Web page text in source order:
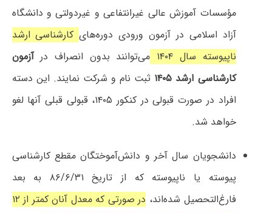
مؤسسات آموزش عالی غیرانتفاعی و غیردولتی و دانشگاه
آزاد اسلامی در آزمون ورودی دوره‌هایکارشناسی ارشد
ناپیوسته سال ۱۴۰۴
می‌توانند بدون انصراف درآزمون
کارشناسی ارشد ۱۴۰۵
ثبت نام و شرکت نمایند. این دسته
افراد در صورت قبولی در کنکور ۱۴۰۵، قبولی قبلی آنها لغو
خواهد شد.
دانشجویان سال آخر و دانش‌آموختگان مقطع کارشناسی
پیوسته یا ناپیوسته که از تاریخ ۸۶/۶/۳۱ به بعد
فارغ‌التحصیل شده‌اند،
در صورتی‌ که معدل آنان کمتر از ۱۲